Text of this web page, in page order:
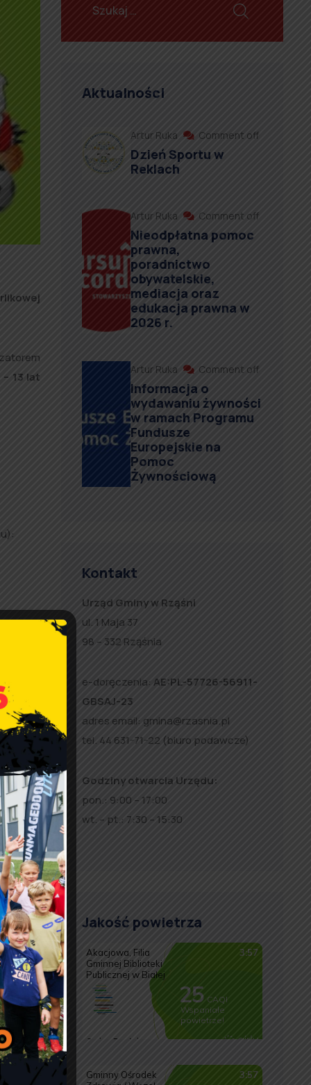
13 lat
Aktualności
Artur Ruka Comment off
Dzień Sportu w
Reklach
Artur Ruka Comment off
Nieodpłatna pomoc
prawna,
poradnictwo
obywatelskie,
mediacja oraz
edukacja prawna w
2026 r.
Artur Ruka Comment off
Informacja o
wydawaniu żywności
w ramach Programu
Fundusze
Europejskie na
Pomoc
Żywnościową
Kontakt
Urząd Gminy w Rząśni
ul. 1 Maja 37
98 – 332 Rząśnia
e-doręczenia: AE:PL-57726-56911-
GBSAJ-23
adres email: gmina@rzasnia.pl
tel. 44 631-71-22 (biuro podawcze)
Godziny otwarcia Urzędu:
pon.: 9:00 – 17:00
wt. – pt.: 7:30 – 15:30
Jakość powietrza